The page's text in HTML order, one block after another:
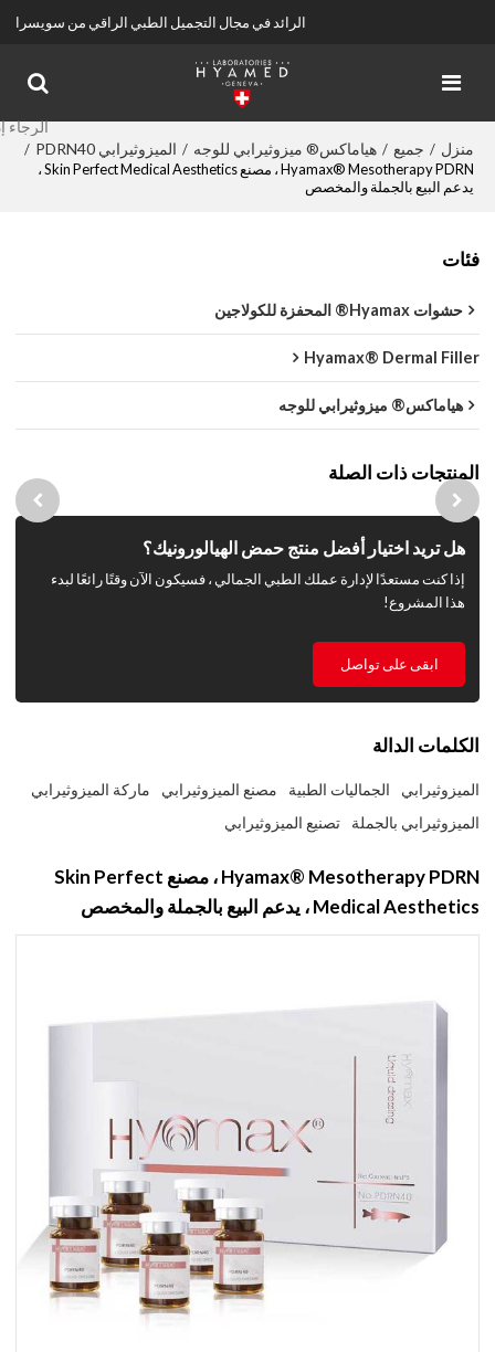
الرائد في مجال التجميل الطبي الراقي من سويسرا
منزل / جميع / هياماكس® ميزوثيرابي للوجه / الميزوثيرابي PDRN40
/
Hyamax® Mesotherapy PDRN ، مصنع Skin Perfect Medical Aesthetics ،
يدعم البيع بالجملة والمخصص
فئات
حشوات Hyamax® المحفزة للكولاجين
Hyamax® Dermal Filler
هياماكس® ميزوثيرابي للوجه
المنتجات ذات الصلة
هل تريد اختيار أفضل منتج حمض الهيالورونيك؟
إذا كنت مستعدًا لإدارة عملك الطبي الجمالي ، فسيكون الآن وقتًا رائعًا لبدء
هذا المشروع!
ابقى على تواصل
الكلمات الدالة
الميزوثيرابي الجماليات الطبية مصنع الميزوثيرابي
ماركة الميزوثيرابي
الميزوثيرابي بالجملة
تصنيع الميزوثيرابي
Hyamax® Mesotherapy PDRN ، مصنع Skin Perfect
Medical Aesthetics ، يدعم البيع بالجملة والمخصص